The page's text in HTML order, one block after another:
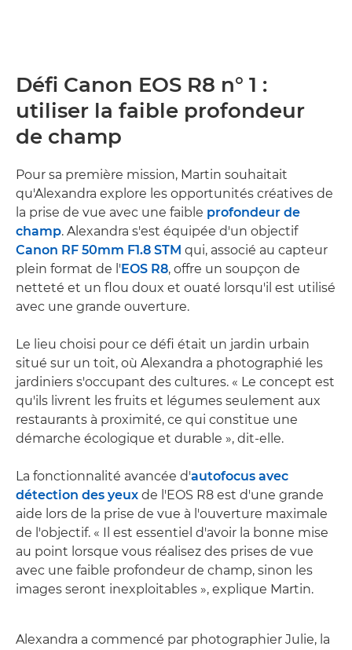
Défi Canon EOS R8 n° 1 :
utiliser la faible profondeur
de champ
Pour sa première mission, Martin souhaitait
qu'Alexandra explore les opportunités créatives de
la prise de vue avec une faible profondeur de
champ. Alexandra s'est équipée d'un objectif
Canon RF 50mm F1.8 STM qui, associé au capteur
plein format de l'EOS R8, offre un soupçon de
netteté et un flou doux et ouaté lorsqu'il est utilisé
avec une grande ouverture.
Le lieu choisi pour ce défi était un jardin urbain
situé sur un toit, où Alexandra a photographié les
jardiniers s'occupant des cultures. « Le concept est
qu'ils livrent les fruits et légumes seulement aux
restaurants à proximité, ce qui constitue une
démarche écologique et durable », dit-elle.
La fonctionnalité avancée d'autofocus avec
détection des yeux de l'EOS R8 est d'une grande
aide lors de la prise de vue à l'ouverture maximale
de l'objectif. « Il est essentiel d'avoir la bonne mise
au point lorsque vous réalisez des prises de vue
avec une faible profondeur de champ, sinon les
images seront inexploitables », explique Martin.
Alexandra a commencé par photographier Julie, la